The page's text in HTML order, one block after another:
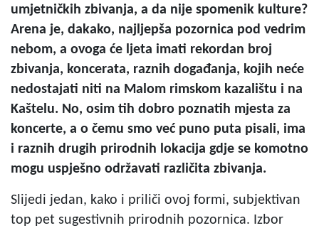
umjetničkih zbivanja, a da nije spomenik kulture?
Arena je, dakako, najljepša pozornica pod vedrim
nebom, a ovoga će ljeta imati rekordan broj
zbivanja, koncerata, raznih događanja, kojih neće
nedostajati niti na Malom rimskom kazalištu i na
Kaštelu. No, osim tih dobro poznatih mjesta za
koncerte, a o čemu smo već puno puta pisali, ima
i raznih drugih prirodnih lokacija gdje se komotno
mogu uspješno održavati različita zbivanja.
Slijedi jedan, kako i priliči ovoj formi, subjektivan
top pet sugestivnih prirodnih pozornica. Izbor